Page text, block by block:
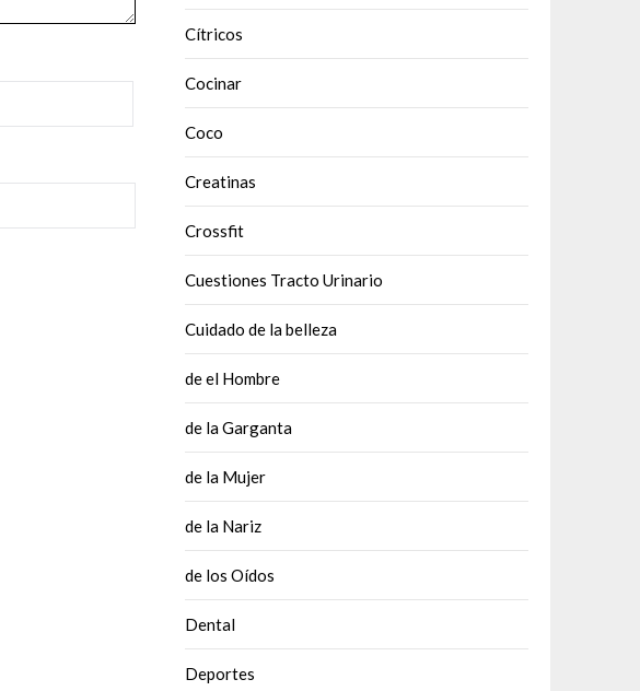
Cítricos
Cocinar
Coco
Creatinas
Crossfit
Cuestiones Tracto Urinario
Cuidado de la belleza
de el Hombre
de la Garganta
de la Mujer
de la Nariz
de los Oídos
Dental
Deportes